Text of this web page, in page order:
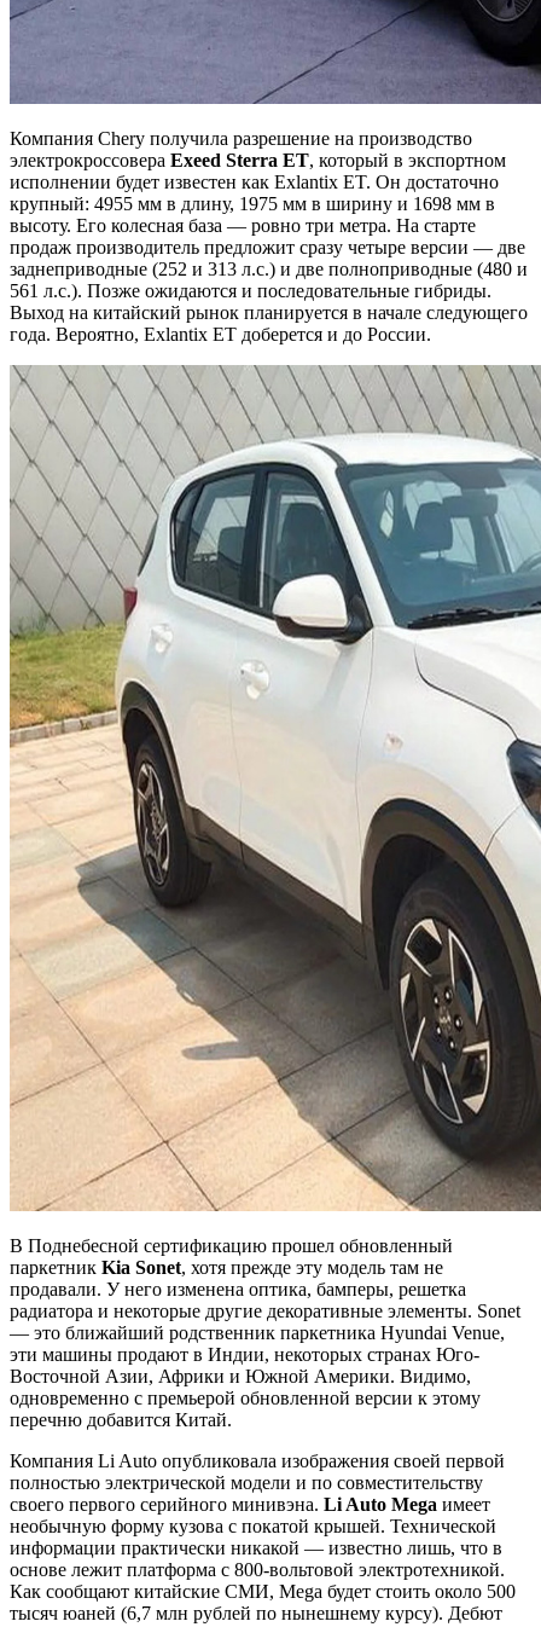
Компания Chery получила разрешение на производство
электрокроссовера Exeed Sterra ET, который в экспортном
исполнении будет известен как Exlantix ET. Он достаточно
крупный: 4955 мм в длину, 1975 мм в ширину и 1698 мм в
высоту. Его колесная база — ровно три метра. На старте
продаж производитель предложит сразу четыре версии — две
заднеприводные (252 и 313 л.с.) и две полноприводные (480 и
561 л.с.). Позже ожидаются и последовательные гибриды.
Выход на китайский рынок планируется в начале следующего
года. Вероятно, Exlantix ET доберется и до России.
В Поднебесной сертификацию прошел обновленный
паркетник Kia Sonet, хотя прежде эту модель там не
продавали. У него изменена оптика, бамперы, решетка
радиатора и некоторые другие декоративные элементы. Sonet
— это ближайший родственник паркетника Hyundai Venue,
эти машины продают в Индии, некоторых странах Юго-
Восточной Азии, Африки и Южной Америки. Видимо,
одновременно с премьерой обновленной версии к этому
перечню добавится Китай.
Компания Li Auto опубликовала изображения своей первой
полностью электрической модели и по совместительству
своего первого серийного минивэна. Li Auto Mega имеет
необычную форму кузова с покатой крышей. Технической
информации практически никакой — известно лишь, что в
основе лежит платформа с 800-вольтовой электротехникой.
Как сообщают китайские СМИ, Mega будет стоить около 500
тысяч юаней (6,7 млн рублей по нынешнему курсу). Дебют